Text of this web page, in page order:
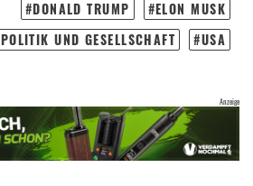
DONALD TRUMP
ELON MUSK
POLITIK UND GESELLSCHAFT
USA